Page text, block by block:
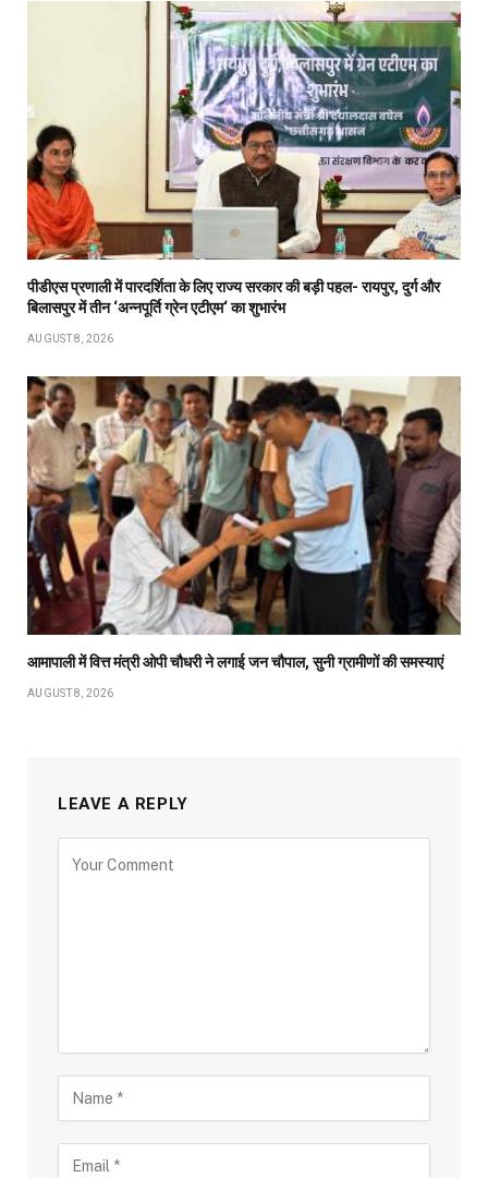
पीडीएस प्रणाली में पारदर्शिता के लिए राज्य सरकार की बड़ी पहल- रायपुर, दुर्ग और
बिलासपुर में तीन ‘अन्नपूर्ति ग्रेन एटीएम‘ का शुभारंभ
AUGUST 8, 2026
आमापाली में वित्त मंत्री ओपी चौधरी ने लगाई जन चौपाल, सुनी ग्रामीणों की समस्याएं
AUGUST 8, 2026
LEAVE A REPLY